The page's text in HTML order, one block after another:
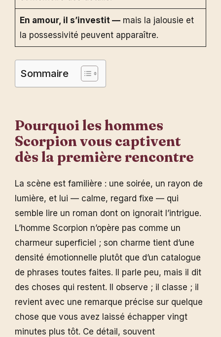
En amour, il s’investit —mais la jalousie et
la possessivité peuvent apparaître.
Sommaire
Pourquoi les hommes
Scorpion vous captivent
dès la première rencontre
La scène est familière : une soirée, un rayon de
lumière, et lui — calme, regard fixe — qui
semble lire un roman dont on ignorait l’intrigue.
L’homme Scorpion n’opère pas comme un
charmeur superficiel ; son charme tient d’une
densité émotionnelle plutôt que d’un catalogue
de phrases toutes faites. Il parle peu, mais il dit
des choses qui restent. Il observe ; il classe ; il
revient avec une remarque précise sur quelque
chose que vous avez laissé échapper vingt
minutes plus tôt. Ce détail, souvent